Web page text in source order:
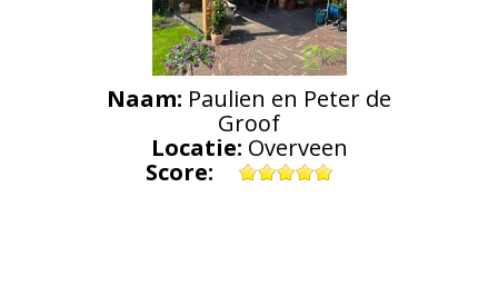
Naam: Paulien en Peter de
Groof
Locatie: Overveen
Score: